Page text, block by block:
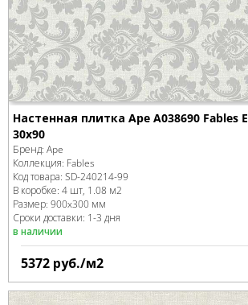
Настенная плитка Ape A038690 Fables
30x90
Бренд: Ape
Коллекция: Fables
Код товара: SD-240214-99
В коробке: 4 шт, 1.08 м2
Размер: 900x300 мм
Сроки доставки: 1-3 дня
в наличии
5372 руб./м2